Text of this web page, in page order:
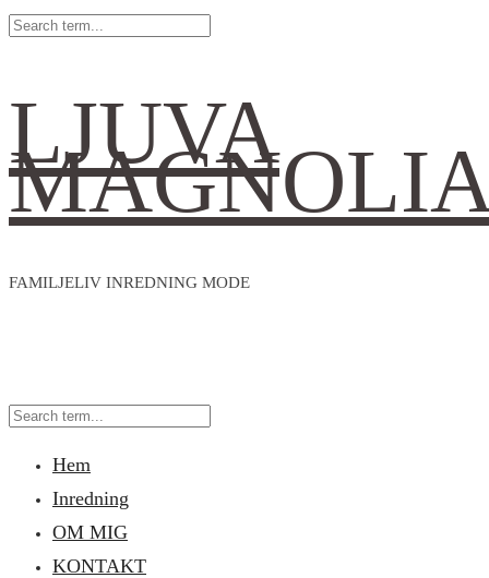
LJUVA
FAMILJELIV INREDNING MODE
Hem
Inredning
OM MIG
KONTAKT